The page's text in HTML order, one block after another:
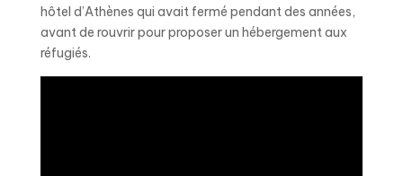
hôtel d’Athènes qui avait fermé pendant des années,
avant de rouvrir pour proposer un hébergement aux
réfugiés.